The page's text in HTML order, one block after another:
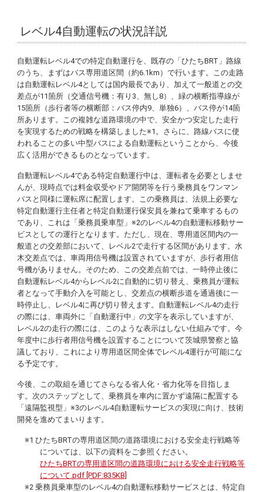
レベル4自動運転の状況詳説
自動運転レベル4での特定自動運行を、既存の「ひたちBRT」路線
のうち、まずはバス専用道区間（約6.1km）で行います。この走路
は自動運転レベル4としては国内最長であり、加えて一般道との交
差点が11箇所（交通信号機：有り3、無し8）、緑の横断指導線が
15箇所（歩行者等の横断部：バス停内9、単独6）、バス停が14箇
所あります。この複雑な道路環境の中で、安全かつ安定した走行
を実現するための戦略を構築しました※1。さらに、路線バスに使
われることの多い中型バスによる自動運転ということから、今後
広く活用ができるものとなっています。
自動運転レベル4である特定自動運行中は、運転者を必要としませ
んが、現時点では料金収受やドア開閉等を行う乗務員をワンマン
バスと同様に運転席に配置します。この乗務員は、法規上必要な
特定自動運行主任者と特定自動運行保安員を兼ねて乗車するもの
であり、これは「乗務員乗車型」※2のレベル4の自動運転移動サー
ビスとしての運行となります。ただし、現在、専用道区間内の一
般道との交差部において、レベル2で走行する区間があります。水
木交差点では、車両用信号機は設置されていますが、歩行者用信
号機がありません。そのため、この交差点前では、一時停止後に
自動運転レベル4からレベル2に自動的に切り替え、乗務員が運転
者となって手動介入を可能とし、交差点の横断歩道を通過後に一
時停止し、レベル4に再び切り替えます。自動運転レベル4の走行
の際には、車両外に「自動運行中」の文字を表示していますが、
レベル2の走行の際には、このような表示はしない仕組みです。今
年度中に歩行者用信号機を設置することについて茨城県警察と協
議しており、これにより専用道区間全体でレベル4運行が可能にな
る予定です。
今後、この取組を通じてさらなる省人化・省力化等を目指しま
す。次のステップとして、乗務員を車内に置かず遠隔に配置する
「遠隔監視型」※3のレベル4自動運転サービスの実現に向け、技術
開発を進めてまいります。
※1 ひたちBRTの専用道区間の道路環境における安全走行戦略等
については、以下の資料をご参照ください。
ひたちBRTの専用道区間の道路環境における安全走行戦略等
について.pdf [PDF:835KB]
※2 乗務員乗車型のレベル4の自動運転移動サービスとは、特定自